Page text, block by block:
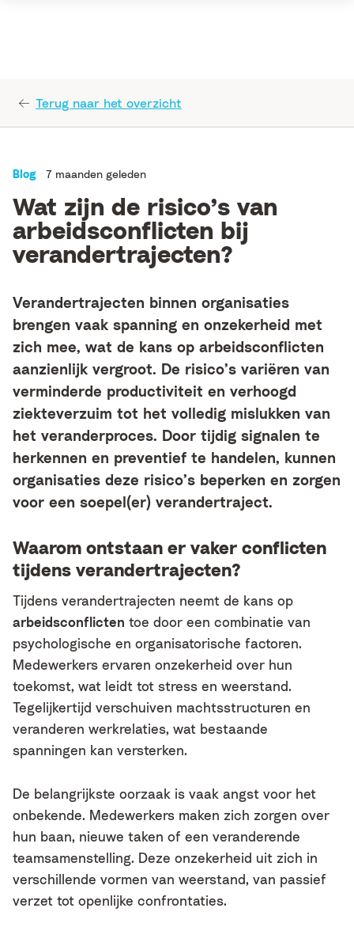
Terug naar het overzicht
Blog 7 maanden geleden
Wat zijn de risico’s van
arbeidsconflicten bij
verandertrajecten?
Verandertrajecten binnen organisaties
brengen vaak spanning en onzekerheid met
zich mee, wat de kans op arbeidsconflicten
aanzienlijk vergroot. De risico’s variëren van
verminderde productiviteit en verhoogd
ziekteverzuim tot het volledig mislukken van
het veranderproces. Door tijdig signalen te
herkennen en preventief te handelen, kunnen
organisaties deze risico’s beperken en zorgen
voor een soepel(er) verandertraject.
Waarom ontstaan er vaker conflicten
tijdens verandertrajecten?
Tijdens verandertrajecten neemt de kans op
arbeidsconflicten toe door een combinatie van
psychologische en organisatorische factoren.
Medewerkers ervaren onzekerheid over hun
toekomst, wat leidt tot stress en weerstand.
Tegelijkertijd verschuiven machtsstructuren en
veranderen werkrelaties, wat bestaande
spanningen kan versterken.
De belangrijkste oorzaak is vaak angst voor het
onbekende. Medewerkers maken zich zorgen over
hun baan, nieuwe taken of een veranderende
teamsamenstelling. Deze onzekerheid uit zich in
verschillende vormen van weerstand, van passief
verzet tot openlijke confrontaties.